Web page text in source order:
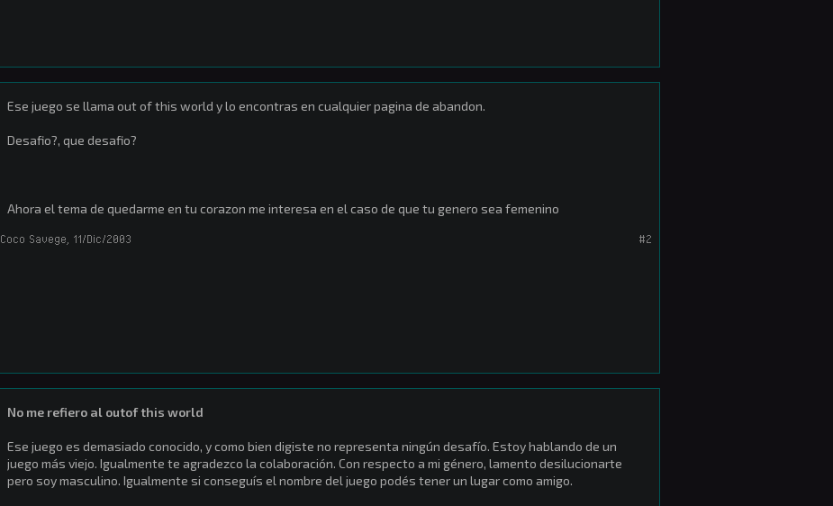
Ese juego se llama out of this world y lo encontras en cualquier pagina de abandon.
Desafio?, que desafio?
Ahora el tema de quedarme en tu corazon me interesa en el caso de que tu genero sea femenino
#2
Coco Savege, 11/Dic/2003
No me refiero al outof this world
Ese juego es demasiado conocido, y como bien digiste no representa ningún desafío. Estoy hablando de un
juego más viejo. Igualmente te agradezco la colaboración. Con respecto a mi género, lamento desilucionarte
pero soy masculino. Igualmente si conseguís el nombre del juego podés tener un lugar como amigo.